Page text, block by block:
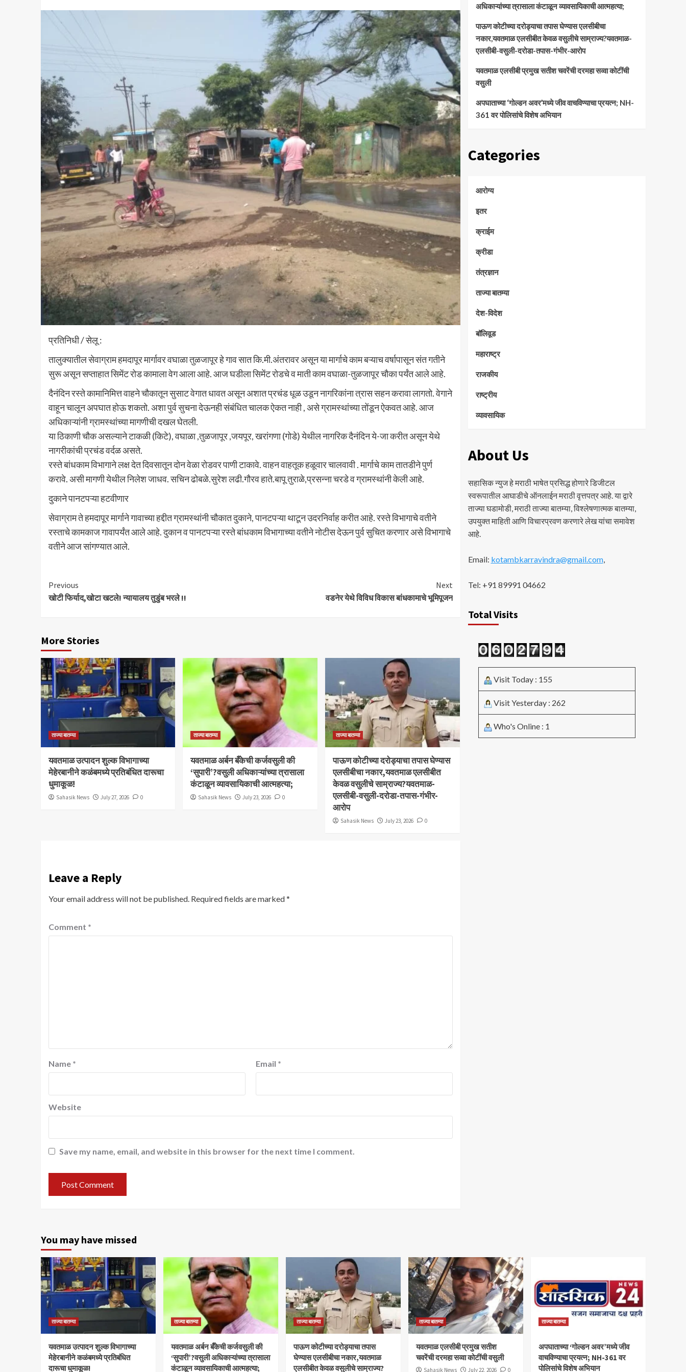
प्रतिनिधी / सेलू :
तालुक्यातील सेवाग्राम हमदापूर मार्गावर वघाळा तुळजापूर हे गाव सात कि.मी.अंतरावर असून या मार्गाचे काम बऱ्याच वर्षापासून संत गतीने
सुरू असून सप्ताहात सिमेंट रोड कामाला वेग आला आहे. आज घडीला सिमेंट रोडचे व माती काम वघाळा-तुळजापूर चौका पर्यंत आले आहे.
दैनंदिन रस्ते कामानिमित्त वाहने चौकातून सुसाट वेगात धावत असून अशात प्रचंड धूळ उडून नागरिकांना त्रास सहन करावा लागतो. वेगाने
वाहून चालून अपघात होऊ शकतो. अशा पुर्व सुचना देऊनही संबंधित चालक ऐकत नाही , असे ग्रामस्थांच्या तोंडून ऐकवत आहे. आज
अधिकाऱ्यांनी ग्रामस्थांच्या मागणीची दखल घेतली.
या ठिकाणी चौक असल्याने टाकळी (किटे), वघाळा ,तुळजापूर ,जयपूर, खरांगणा (गोडे) येथील नागरिक दैनंदिन ये-जा करीत असून येथे
नागरीकांची प्रचंड वर्दळ असते.
रस्ते बांधकाम विभागाने लक्ष देत दिवसातून दोन वेळा रोडवर पाणी टाकावे. वाहन वाहतूक हळूवार चालवावी . मार्गाचे काम तातडीने पुर्ण
करावे. असी मागणी येथील निलेश जाधव. सचिन ढोबळे.सुरेश लढी.गौरव हाते.बापू तुराळे,प्रसन्ना चरडे व ग्रामस्थांनी केली आहे.
दुकाने पानटपऱ्या हटवीणार
सेवाग्राम ते हमदापूर मार्गाने गावाच्या हद्दीत ग्रामस्थांनी चौकात दुकाने, पानटपऱ्या थाटून उदरनिर्वाह करीत आहे. रस्ते विभागाचे वतीने
रस्ताचे कामकाज गावापर्यंत आले आहे. दुकान व पानटपऱ्या रस्ते बांधकाम विभागाच्या वतीने नोटीस देऊन पुर्व सुचित करणार असे विभागाचे
वतीने आज सांगण्यात आले.
Continue
Reading
Previous
खोटी फिर्याद,खोटा खटले! न्यायालय तुडुंब भरले !!
Next
वडनेर येथे विविध विकास बांधकामाचे भूमिपूजन
More Stories
ताज्या बातम्या
यवतमाळ उत्पादन शुल्क विभागाच्या
मेहेरबानीने कळंबमध्ये प्रतिबंधित दारूचा
धुमाकूळ!
Sahasik News July 27, 2026 0
ताज्या बातम्या
​यवतमाळ अर्बन बँकेची कर्जवसुली की
‘सुपारी’?वसुली अधिकाऱ्यांच्या त्रासाला
कंटाळून व्यावसायिकाची आत्महत्या;
Sahasik News July 23, 2026 0
ताज्या बातम्या
पाऊण कोटीच्या दरोड्याचा तपास घेण्यास
एलसीबीचा नकार,यवतमाळ एलसीबीत
केवळ वसुलीचे साम्राज्य?यवतमाळ-
एलसीबी-वसुली-दरोडा-तपास-गंभीर-
आरोप
Sahasik News July 23, 2026 0
Leave a Reply
Your email address will not be published. Required fields are marked*
Comment *
Name * Email *
Website
Save my name, email, and website in this browser for the next time I comment.
अधिकाऱ्यांच्या त्रासाला कंटाळून व्यावसायिकाची आत्महत्या;
पाऊण कोटीच्या दरोड्याचा तपास घेण्यास एलसीबीचा
नकार,यवतमाळ एलसीबीत केवळ वसुलीचे साम्राज्य?यवतमाळ-
एलसीबी-वसुली-दरोडा-तपास-गंभीर-आरोप
यवतमाळ एलसीबी प्रमुख सतीश चवरेंची दरमहा सव्वा कोटींची
वसुली
अपघाताच्या ‘गोल्डन अवर’मध्ये जीव वाचविण्याचा प्रयत्न; NH-
361 वर पोलिसांचे विशेष अभियान
Categories
आरोग्य
इतर
क्राईम
क्रीडा
तंत्रज्ञान
ताज्या बातम्या
देश-विदेश
बॉलिवूड
महाराष्ट्र
राजकीय
राष्ट्रीय
व्यावसायिक
About Us
सहासिक न्युज हे मराठी भाषेत प्रसिद्ध होणारे डिजीटल
स्वरूपातील आघाडीचे ऑनलाईन मराठी वृत्तपत्र आहे. या द्वारे
ताज्या घडामोडी, मराठी ताज्या बातम्या, विश्लेषणात्मक बातम्या,
उपयुक्त माहिती आणि विचारप्रवण करणारे लेख यांचा समावेश
आहे.
Email: kotambkarravindra@gmail.com,
Tel: +91 89991 04662
Total Visits
Visit Today : 155
Visit Yesterday : 262
Who's Online : 1
You may have missed
ताज्या बातम्या
यवतमाळ उत्पादन शुल्क विभागाच्या
मेहेरबानीने कळंबमध्ये प्रतिबंधित
दारूचा धुमाकूळ!
ताज्या बातम्या
​यवतमाळ अर्बन बँकेची कर्जवसुली की
‘सुपारी’?वसुली अधिकाऱ्यांच्या त्रासाला
कंटाळून व्यावसायिकाची आत्महत्या;
ताज्या बातम्या
पाऊण कोटीच्या दरोड्याचा तपास
घेण्यास एलसीबीचा नकार,यवतमाळ
एलसीबीत केवळ वसुलीचे साम्राज्य?
ताज्या बातम्या
यवतमाळ एलसीबी प्रमुख सतीश
चवरेंची दरमहा सव्वा कोटींची वसुली
Sahasik News July 22, 2026 0
ताज्या बातम्या
अपघाताच्या ‘गोल्डन अवर’मध्ये जीव
वाचविण्याचा प्रयत्न; NH-361 वर
पोलिसांचे विशेष अभियान